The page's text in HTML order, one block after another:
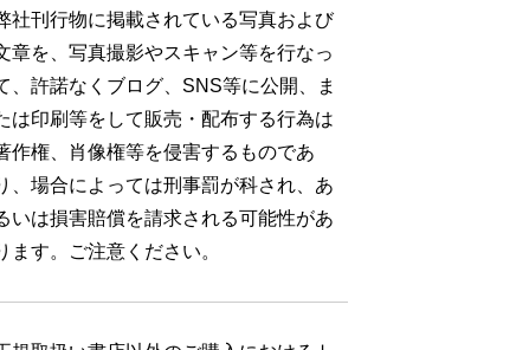
社刊行物に掲載されている写真および
章を、写真撮影やスキャン等を行なっ
、許諾なくブログ、SNS等に公開、ま
は印刷等をして販売・配布する行為は
作権、肖像権等を侵害するものであ
、場合によっては刑事罰が科され、あ
いは損害賠償を請求される可能性があ
ます。ご注意ください。